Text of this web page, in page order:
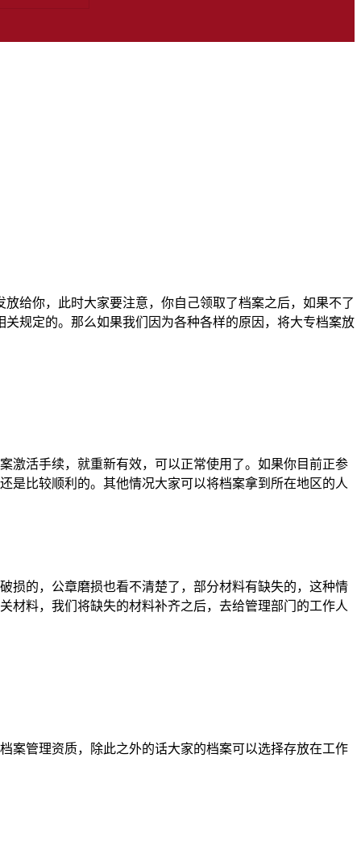
给你，此时大家要注意，你自己领取了档案之后，如果不了
规定的。那么如果我们因为各种各样的原因，将大专档案放
激活手续，就重新有效，可以正常使用了。如果你目前正参
是比较顺利的。其他情况大家可以将档案拿到所在地区的人
损的，公章磨损也看不清楚了，部分材料有缺失的，这种情
材料，我们将缺失的材料补齐之后，去给管理部门的工作人
案管理资质，除此之外的话大家的档案可以选择存放在工作